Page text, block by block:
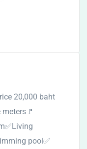
20,000 baht
pool✅